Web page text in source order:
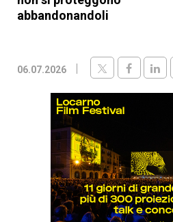
abbandonandoli
06.07.2026